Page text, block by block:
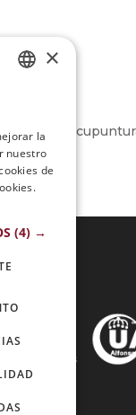
en
×
la
nuestro
de
(4) →